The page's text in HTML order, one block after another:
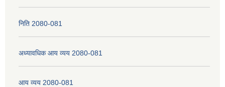
निति 2080-081
अध्यावधिक आय व्यय 2080-081
आय व्यय 2080-081